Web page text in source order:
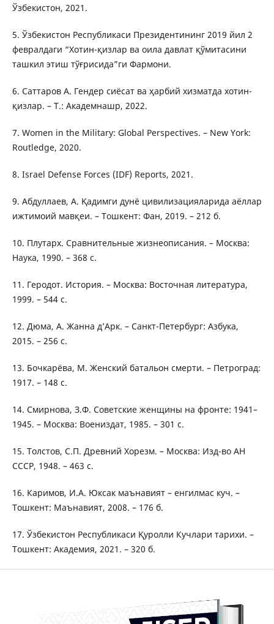
Ўзбекистон, 2021.
5. Ўзбекистон Республикаси Президентининг 2019 йил 2
февралдаги “Хотин-қизлар ва оила давлат қўмитасини
ташкил этиш тўғрисида”ги Фармони.
6. Саттаров А. Гендер сиёсат ва ҳарбий хизматда хотин-
қизлар. – Т.: Академнашр, 2022.
7. Women in the Military: Global Perspectives. – New York:
Routledge, 2020.
8. Israel Defense Forces (IDF) Reports, 2021.
9. Абдуллаев, А. Қадимги дунё цивилизацияларида аёллар
ижтимоий мавқеи. – Тошкент: Фан, 2019. – 212 б.
10. Плутарх. Сравнительные жизнеописания. – Москва:
Наука, 1990. – 368 с.
11. Геродот. История. – Москва: Восточная литература,
1999. – 544 с.
12. Дюма, А. Жанна д’Арк. – Санкт-Петербург: Азбука,
2015. – 256 с.
13. Бочкарёва, М. Женский батальон смерти. – Петроград:
1917. – 148 с.
14. Смирнова, З.Ф. Советские женщины на фронте: 1941–
1945. – Москва: Воениздат, 1985. – 301 с.
15. Толстов, С.П. Древний Хорезм. – Москва: Изд-во АН
СССР, 1948. – 463 с.
16. Каримов, И.А. Юксак маънавият – енгилмас куч. –
Тошкент: Маънавият, 2008. – 176 б.
17. Ўзбекистон Республикаси Қуролли Кучлари тарихи. –
Тошкент: Академия, 2021. – 320 б.